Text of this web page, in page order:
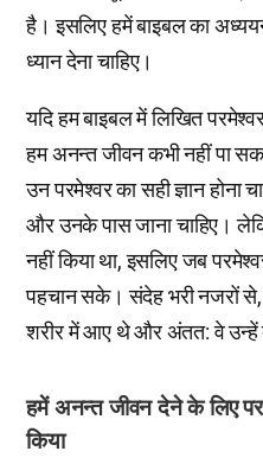
है। इसलिए हमें बाइबल का
ध्यान देना चाहिए।
यदि हम बाइबल में लिखित
हम अनन्त जीवन कभी नहीं पा
उन परमेश्वर का सही ज्ञान होना
और उनके पास जाना चाहिए।
नहीं किया था, इसलिए जब
पहचान सके। संदेह भरी नजरों से,
शरीर में आए थे और अंतत: वे उन्हें
हमें अनन्त जीवन देने के लिए
किया